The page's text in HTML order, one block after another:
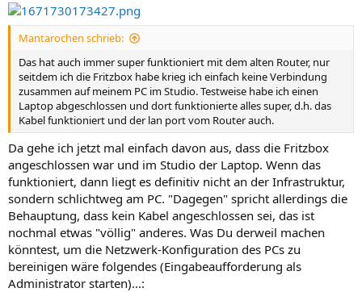
Mantarochen schrieb:
Das hat auch immer super funktioniert mit dem alten Router, nur
seitdem ich die Fritzbox habe krieg ich einfach keine Verbindung
zusammen auf meinem PC im Studio. Testweise habe ich einen
Laptop abgeschlossen und dort funktionierte alles super, d.h. das
Kabel funktioniert und der lan port vom Router auch.
Da gehe ich jetzt mal einfach davon aus, dass die Fritzbox
angeschlossen war und im Studio der Laptop. Wenn das
funktioniert, dann liegt es definitiv nicht an der Infrastruktur,
sondern schlichtweg am PC. "Dagegen" spricht allerdings die
Behauptung, dass kein Kabel angeschlossen sei, das ist
nochmal etwas "völlig" anderes. Was Du derweil machen
könntest, um die Netzwerk-Konfiguration des PCs zu
bereinigen wäre folgendes (Eingabeaufforderung als
Administrator starten)...: